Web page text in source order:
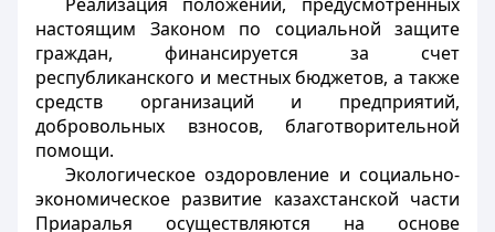
настоящим Законом по социальной защите
граждан, финансируется за счет
республиканского и местных бюджетов, а также
средств организаций и предприятий,
добровольных взносов, благотворительной
помощи.
Экологическое оздоровление и социально-
экономическое развитие казахстанской части
Приаралья осуществляются на основе